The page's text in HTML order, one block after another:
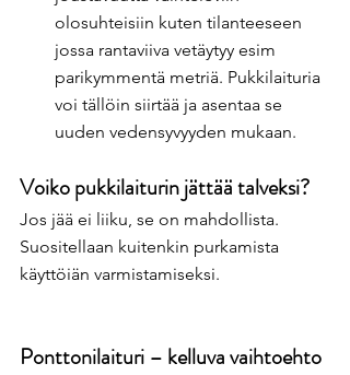
olosuhteisiin kuten tilanteeseen
jossa rantaviiva vetäytyy esim
parikymmentä metriä. Pukkilaituria
voi tällöin siirtää ja asentaa se
uuden vedensyvyyden mukaan.
Voiko pukkilaiturin jättää talveksi?
Jos jää ei liiku, se on mahdollista.
Suositellaan kuitenkin purkamista
käyttöiän varmistamiseksi.
Ponttonilaituri – kelluva vaihtoehto